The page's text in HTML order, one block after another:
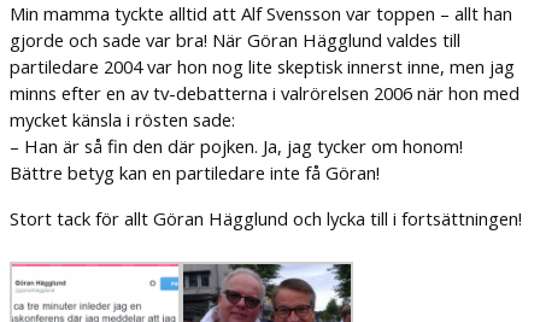
Min mamma tyckte alltid att Alf Svensson var toppen – allt han
gjorde och sade var bra! När Göran Hägglund valdes till
partiledare 2004 var hon nog lite skeptisk innerst inne, men jag
minns efter en av tv-debatterna i valrörelsen 2006 när hon med
mycket känsla i rösten sade:
– Han är så fin den där pojken. Ja, jag tycker om honom!
Bättre betyg kan en partiledare inte få Göran!
Stort tack för allt Göran Hägglund och lycka till i fortsättningen!